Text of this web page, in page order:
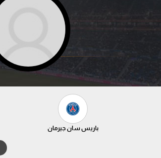
باريس سان جيرمان